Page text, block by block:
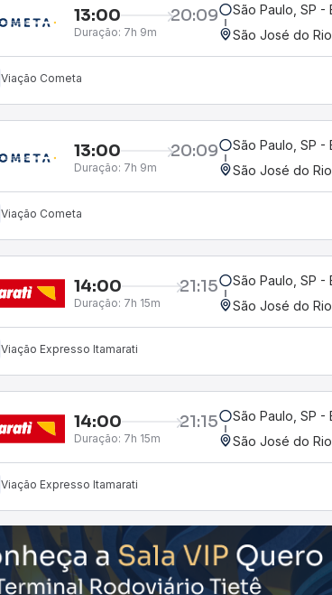
13:00 20:09
Duração: 7h 9m
São Paulo, SP -
São José do
Viação Cometa
13:00 20:09
Duração: 7h 9m
São Paulo, SP -
São José do
Viação Cometa
14:00 21:15
Duração: 7h 15m
São Paulo, SP -
São José do
Viação Expresso Itamarati
14:00 21:15
Duração: 7h 15m
São Paulo, SP -
São José do
Viação Expresso Itamarati